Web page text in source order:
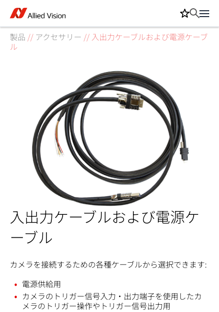
製品 // アクセサリー // 入出力ケーブルおよび電源ケーブ
ル
入出力ケーブルおよび電源ケ
ーブル
カメラを接続するための各種ケーブルから選択できます:
電源供給用
カメラのトリガー信号入力・出力端子を使用したカ
メラのトリガー操作やトリガー信号出力用